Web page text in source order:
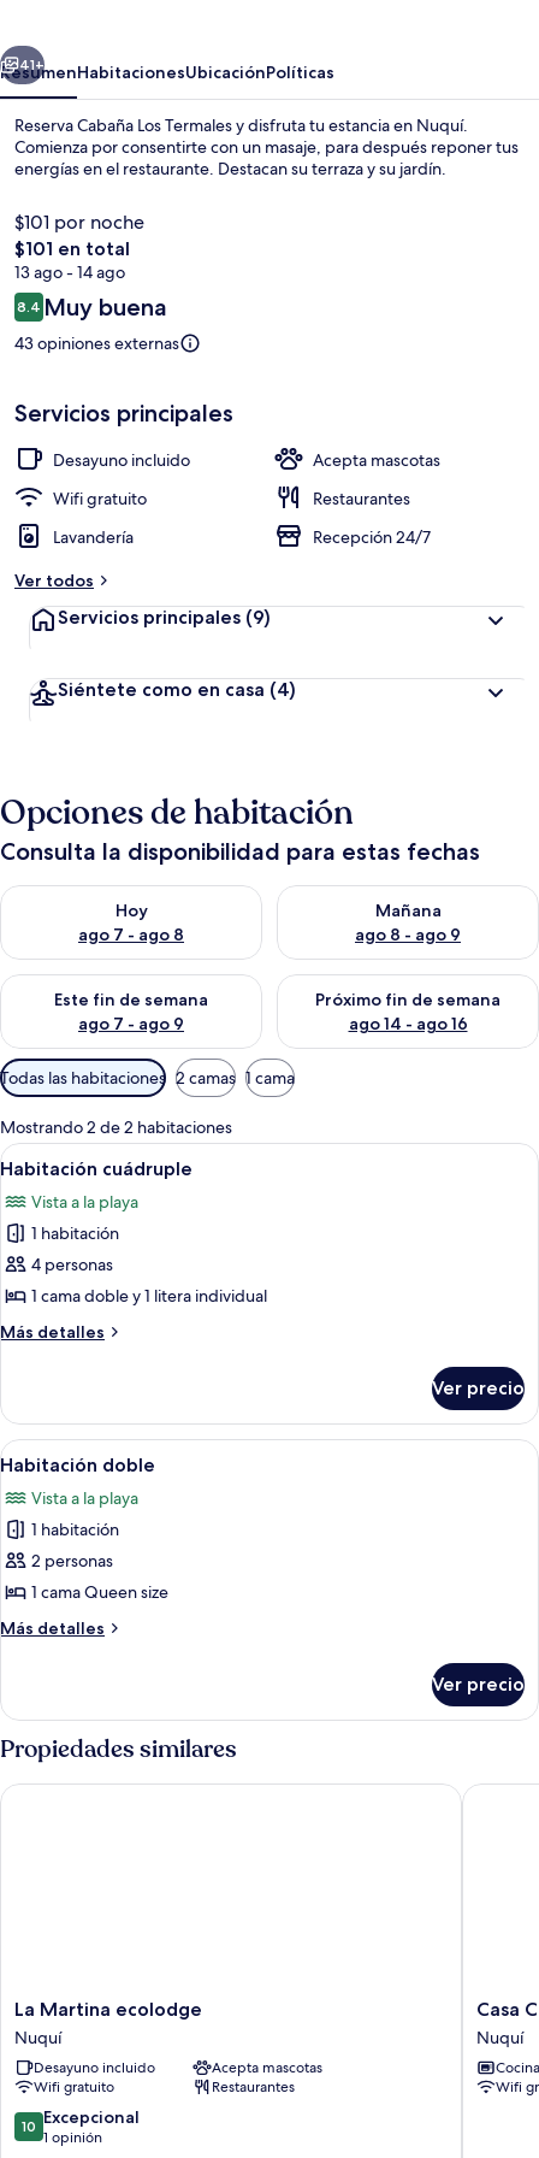
Siguiente
41+
ResumenHabitacionesUbicaciónPolíticas
Reserva Cabaña Los Termales y disfruta tu estancia en Nuquí.
Comienza por consentirte con un masaje, para después reponer tus
energías en el restaurante. Destacan su terraza y su jardín.
$101 por noche
El
precio
total
es
de
$101
$101 en total
13 ago - 14 ago
Opiniones
8.48.4 de 10,
Muy buena
43 opiniones externas
Servicios principales
Desayuno incluido
Acepta mascotas
Wifi gratuito
Restaurantes
Lavandería
Recepción 24/7
Ver todos
Servicios principales (9)
Siéntete como en casa (4)
Opciones de habitación
Consulta la disponibilidad para estas fechas
Hoy
ago 7 - ago 8
Consulta la disponibilidad para hoy ago 7 - ago 8
Mañana
ago 8 - ago 9
Consulta la disponibilidad
Este fin de semana
ago 7 - ago 9
Consulta la disponibilidad para este fin de semana ago 7 -
Próximo fin de semana
ago 14 - ago 16
Consulta la disponibilidad
Filtros
disponibles
para
las
habitaciones
Todas las habitaciones 2 camas 1 cama
Mostrando 2 de 2 habitaciones
Abrir
todas
las
fotos
de
Habitación
cuádruple
Habitación con literas de madera,
9
Habitación cuádruple
Vista a la playa
1 habitación
4 personas
1 cama doble y 1 litera individual
Más detalles
Más
cuádruple
Ver precio
Abrir
todas
las
fotos
de
Habitación
doble
Una playa con afloramientos
1
Habitación doble
Vista a la playa
1 habitación
2 personas
1 cama Queen size
Más detalles
Más
doble
Ver precio
Propiedades similares
La
Martina
ecolodge
Nuquí
La Martina ecolodge
Nuquí
Desayuno incluido
Acepta mascotas
Wifi gratuito
Restaurantes
10.0
de
10 Excepcional
1 opinión
La Martina ecolodge
Casa
Cielito
Nuquí
Casa
Nuquí
Wifi
Casa